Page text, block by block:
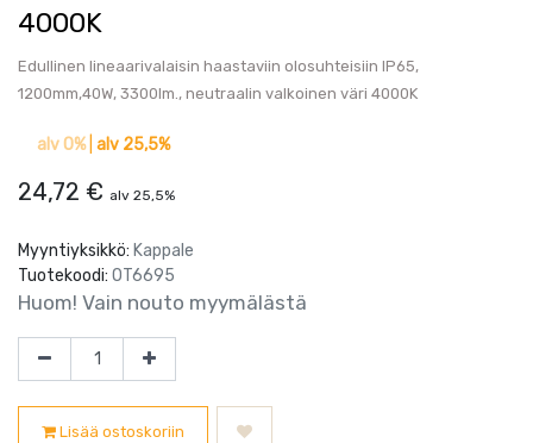
4000K
Edullinen lineaarivalaisin haastaviin olosuhteisiin IP65,
1200mm,40W, 3300lm., neutraalin valkoinen väri 4000K
alv 0%| alv 25,5%
24,72 € alv 25,5%
Myyntiyksikkö: Kappale
Tuotekoodi: OT6695
Huom! Vain nouto myymälästä
Lisää ostoskoriin